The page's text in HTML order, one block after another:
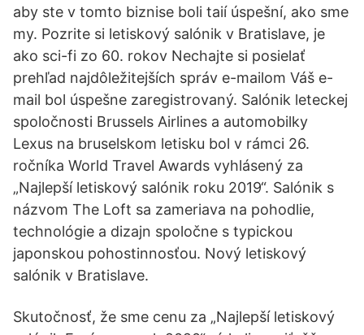
aby ste v tomto biznise boli taií úspešní, ako sme
my. Pozrite si letiskový salónik v Bratislave, je
ako sci-fi zo 60. rokov Nechajte si posielať
prehľad najdôležitejších správ e-mailom Váš e-
mail bol úspešne zaregistrovaný. Salónik leteckej
spoločnosti Brussels Airlines a automobilky
Lexus na bruselskom letisku bol v rámci 26.
ročníka World Travel Awards vyhlásený za
„Najlepší letiskový salónik roku 2019“. Salónik s
názvom The Loft sa zameriava na pohodlie,
technológie a dizajn spoločne s typickou
japonskou pohostinnosťou. Nový letiskový
salónik v Bratislave.
Skutočnosť, že sme cenu za „Najlepší letiskový